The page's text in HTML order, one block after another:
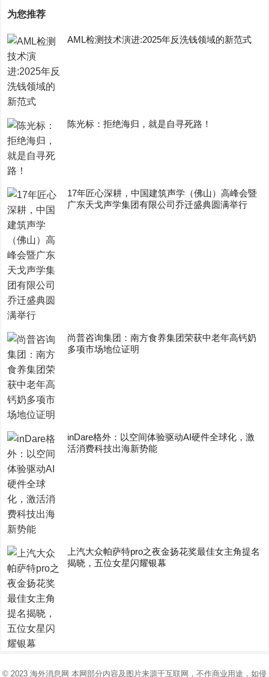
为您推荐
AML检测技术演进:2025年反洗钱领域的新范式
陈光标：拒绝海归，就是自寻死路！
17年匠心深耕，中国建筑声学（佛山）高峰会暨
广东天戈声学集团有限公司乔迁盛典圆满举行
尚普咨询集团：南方食养集团荣获中老年高钙奶
多项市场地位证明
inDare格外：以空间体验驱动AI硬件全球化，激
活消费科技出海新势能
上汽大众帕萨特pro之夜金扬花奖最佳女主角提名
揭晓，五位女星闪耀银幕
© 2023 海外消息网 本网部分内容及图片来源于互联网，不作商业用途，如侵